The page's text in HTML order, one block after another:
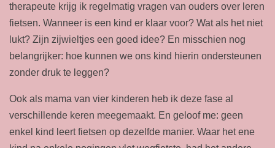
therapeute krijg ik regelmatig vragen van ouders over leren
fietsen. Wanneer is een kind er klaar voor? Wat als het niet
lukt? Zijn zijwieltjes een goed idee? En misschien nog
belangrijker: hoe kunnen we ons kind hierin ondersteunen
zonder druk te leggen?
Ook als mama van vier kinderen heb ik deze fase al
verschillende keren meegemaakt. En geloof me: geen
enkel kind leert fietsen op dezelfde manier. Waar het ene